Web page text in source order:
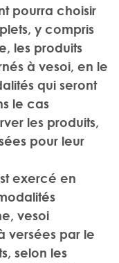
pourra choisir
y compris
les produits
à vesoi, en le
qui seront
le cas
les produits,
pour leur
exercé en
vesoi
versées par le
selon les